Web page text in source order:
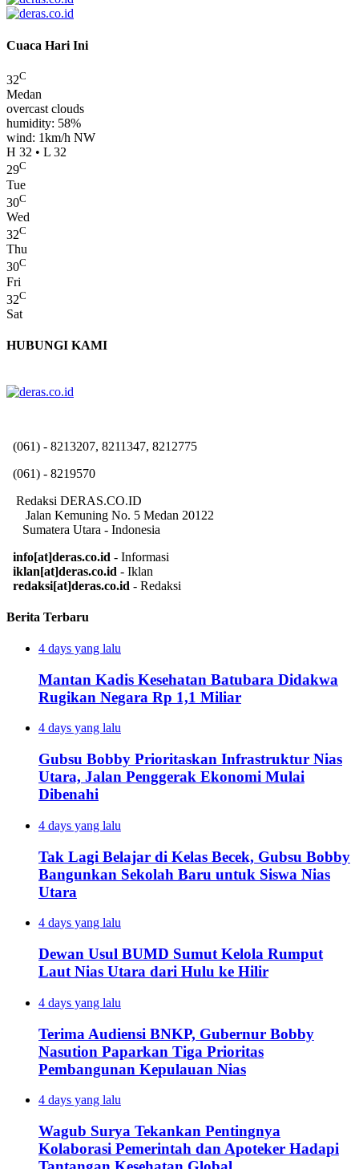
Cuaca Hari Ini
32C
Medan
overcast clouds
humidity: 58%
wind: 1km/h NW
H 32 • L 32
29C
Tue
30C
Wed
32C
Thu
30C
Fri
32C
Sat
HUBUNGI KAMI
(061) - 8213207, 8211347, 8212775
(061) - 8219570
Redaksi DERAS.CO.ID
Jalan Kemuning No. 5 Medan 20122
Sumatera Utara - Indonesia
info[at]deras.co.id - Informasi
iklan[at]deras.co.id - Iklan
redaksi[at]deras.co.id - Redaksi
Berita Terbaru
4 days yang lalu
Mantan Kadis Kesehatan Batubara Didakwa
Rugikan Negara Rp 1,1 Miliar
4 days yang lalu
Gubsu Bobby Prioritaskan Infrastruktur Nias
Utara, Jalan Penggerak Ekonomi Mulai
Dibenahi
4 days yang lalu
Tak Lagi Belajar di Kelas Becek, Gubsu Bobby
Bangunkan Sekolah Baru untuk Siswa Nias
Utara
4 days yang lalu
Dewan Usul BUMD Sumut Kelola Rumput
Laut Nias Utara dari Hulu ke Hilir
4 days yang lalu
Terima Audiensi BNKP, Gubernur Bobby
Nasution Paparkan Tiga Prioritas
Pembangunan Kepulauan Nias
4 days yang lalu
Wagub Surya Tekankan Pentingnya
Kolaborasi Pemerintah dan Apoteker Hadapi